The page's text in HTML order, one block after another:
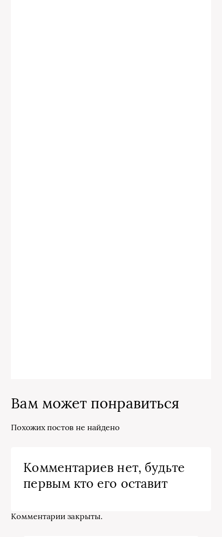
Вам может понравиться
Похожих постов не найдено
Комментариев нет, будьте
первым кто его оставит
Комментарии закрыты.